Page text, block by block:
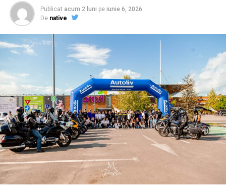
Publicat acum 2 luni pe iunie 6, 2026
De native